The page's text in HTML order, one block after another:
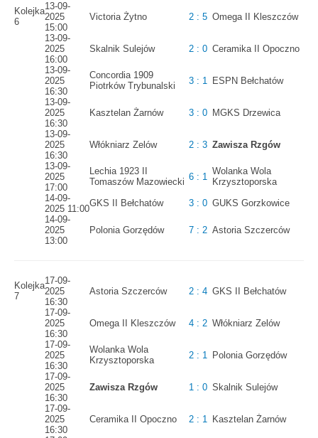
Kolejka
6
13-09-
2025
15:00
Victoria Żytno 2 : 5 Omega II Kleszczów
13-09-
2025
16:00
Skalnik Sulejów 2 : 0 Ceramika II Opoczno
13-09-
2025
16:30
Concordia 1909
Piotrków Trybunalski
3 : 1 ESPN Bełchatów
13-09-
2025
16:30
Kasztelan Żarnów 3 : 0 MGKS Drzewica
13-09-
2025
16:30
Włókniarz Zelów 2 : 3 Zawisza Rzgów
13-09-
2025
17:00
Lechia 1923 II
Tomaszów Mazowiecki 6 : 1
Wolanka Wola
Krzysztoporska
14-09-
2025 11:00
GKS II Bełchatów 3 : 0 GUKS Gorzkowice
14-09-
2025
13:00
Polonia Gorzędów 7 : 2 Astoria Szczerców
Kolejka
7
17-09-
2025
16:30
Astoria Szczerców 2 : 4 GKS II Bełchatów
17-09-
2025
16:30
Omega II Kleszczów 4 : 2 Włókniarz Zelów
17-09-
2025
16:30
Wolanka Wola
Krzysztoporska
2 : 1 Polonia Gorzędów
17-09-
2025
16:30
Zawisza Rzgów 1 : 0 Skalnik Sulejów
17-09-
2025
16:30
Ceramika II Opoczno 2 : 1 Kasztelan Żarnów